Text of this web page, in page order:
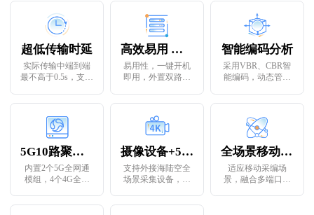
超低传输时延
实际传输中端到端
最不高于0.5s，支持
高效易用 长效续航
易用性，一键开机
即用，外置双路电
智能编码分析
采用VBR、CBR智
能编码，动态管理
5G10路聚合推流
内置2个5G全网通
模组，4个4G全网
摄像设备+5G背包互联互通
支持外接海陆空全
场景采集设备，配
全场景移动采编协同
适应移动采编场
景，融合多端口多